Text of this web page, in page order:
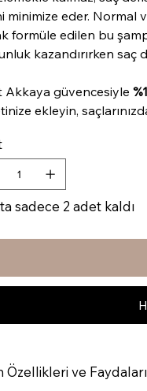
minimize eder. Normal
formüle edilen bu
kazandırırken saç
Akkaya güvencesiyle
ekleyin,
sadece 2 adet kaldı
Özellikleri ve Faydaları